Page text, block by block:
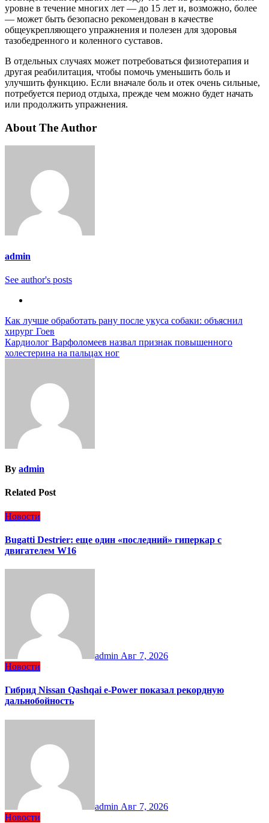
уровне в течение многих лет — до 15 лет и, возможно, более
— может быть безопасно рекомендован в качестве
общеукрепляющего упражнения и полезен для здоровья
тазобедренного и коленного суставов.
В отдельных случаях может потребоваться физиотерапия и
другая реабилитация, чтобы помочь уменьшить боль и
улучшить функцию. Если вначале боль и отек очень сильные,
потребуется период отдыха, прежде чем можно будет начать
или продолжить упражнения.
About The Author
admin
See author's posts
Навигация
по
записям
Как лучше обработать рану после укуса собаки: объяснил
хирург Гоев
Кардиолог Варфоломеев назвал признак повышенного
холестерина на пальцах ног
By admin
Related Post
Новости
Bugatti Destrier: еще один «последний» гиперкар с
двигателем W16
admin Авг 7, 2026
Новости
Гибрид Nissan Qashqai e-Power показал рекордную
дальнобойность
admin Авг 7, 2026
Новости